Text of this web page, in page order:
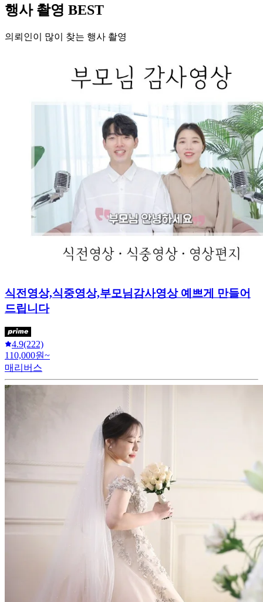
행사 촬영 BEST
의뢰인이 많이 찾는 행사 촬영
식전영상,식중영상,부모님감사영상 예쁘게 만들어
드립니다
4.9(222)
110,000원~
매리버스